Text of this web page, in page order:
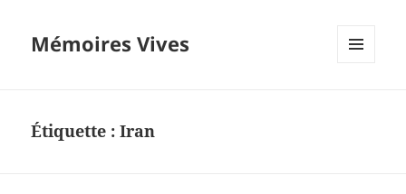
Mémoires Vives
Étiquette :Iran